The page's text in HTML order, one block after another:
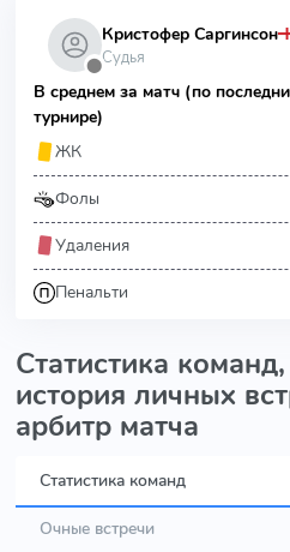
⬤
Кристофер Саргинсон
Судья
В среднем за матч (по
турнире)
ЖК
Фолы
Удаления
Пенальти
Статистика
история личных
арбитр матча
Статистика команд
Очные встречи